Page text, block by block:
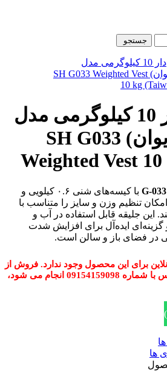
جستجو
جلیقه وزن‌دار 10 کیلوگرمی مدل
SH G033 (تایوان) SH G033
Weighted Vest
با کیسه‌های شنی ۰.۶ کیلویی و
تنظیم وزن و سایز را متناسب با
این جلیقه قابل استفاده در آب و
ایده‌آل برای افزایش شدت
در فضای باز و سالن است.
برای این محصول وجود ندارد. فروش از
طریق ایتا، واتساپ و یا تماس با شماره 09154159098 انجام می شود،
ها